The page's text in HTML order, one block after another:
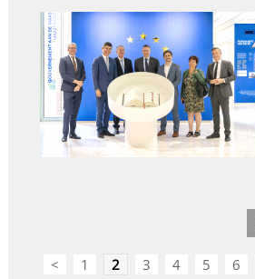
< 1 2 3 4 5 6